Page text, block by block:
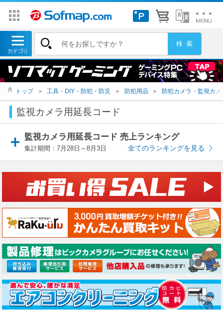
トップ ＞ 工具・DIY・防犯・防災 ＞ 防犯用品 ＞ 防犯カメラ・監視カメ
監視カメラ用延長コード
監視カメラ用延長コード 売上ランキング
集計期間：7月28日～8月3日 全てのランキングを見る